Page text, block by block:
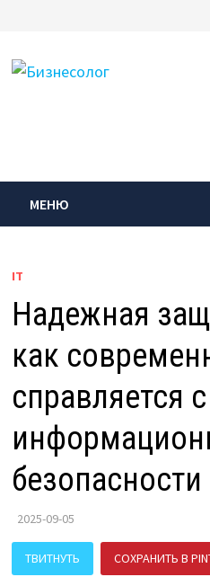
содержимому
МЕНЮ
IT
Надежная
как
справляется
безопасности
2025-09-05
ТВИТНУТЬ СОХРАНИТЬ В